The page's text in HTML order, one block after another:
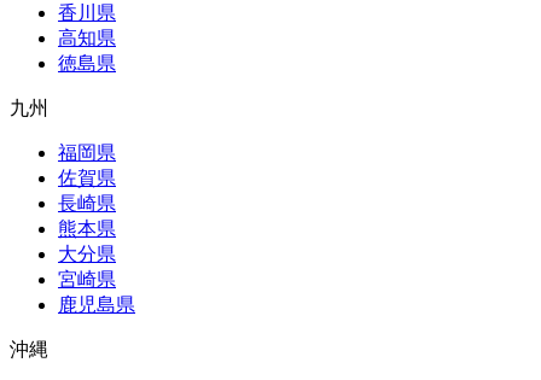
香川県
高知県
徳島県
九州
福岡県
佐賀県
長崎県
熊本県
大分県
宮崎県
鹿児島県
沖縄